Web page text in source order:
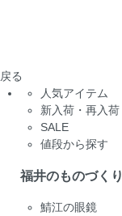
戻る
人気アイテム
新入荷・再入荷
SALE
値段から探す
福井のものづくり
鯖江の眼鏡